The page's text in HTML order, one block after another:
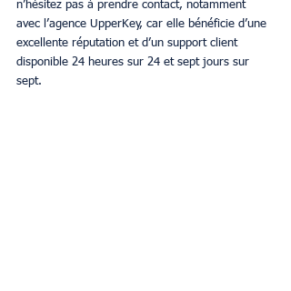
n’hésitez pas à prendre contact, notamment
avec l’agence UpperKey, car elle bénéficie d’une
excellente réputation et d’un support client
disponible 24 heures sur 24 et sept jours sur
sept.